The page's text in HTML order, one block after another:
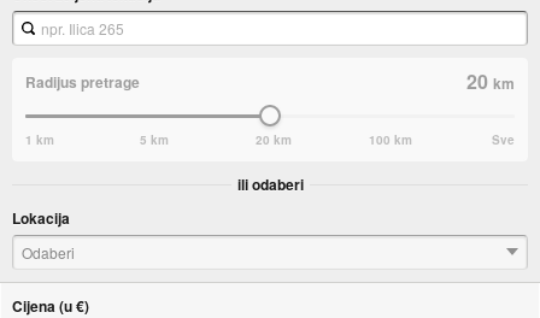
Radijus pretrage 20km
1 km 5 km 20 km 100 km Sve
ili odaberi
Lokacija
Odaberi
Cijena (u €)